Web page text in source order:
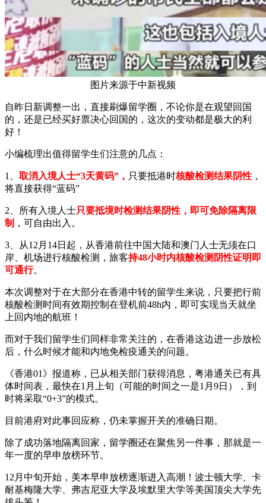
图片来源于中新视频
自昨日新调整一出，直接刷爆留学圈，不论你是在观望回国
的，还是已经买好票决心回国的，这次的变动都是极大的利
好！
小编梳理出值得留学生们注意的几点：
1、 取消入境人士“3天黄码”， 只要抵港时核酸检测结果阴性 ，
将直接获得“蓝码”
2、所有入境人士只要抵境时检测结果阴性，即可免除隔离限
制 ，可自由出入。
3、从12月14日起，从香港前往中国大陆和澳门人士无须在口
岸、机场进行核酸检测，旅客持48小时内核酸检测阴性证明即
可通行。
本次调整对于在大部分在香港中转的留学生来说，只要把行前
核酸检测时间有效期控制在登机前48h内，即可实现当天就坐
上回内地的航班！
而对于我们留学生们同样非常关注的，在香港这边进一步放松
后，什么时候才能和内地免检疫通关的问题。
《香港01》报道称，已从相关部门获得消息，粤港通关已有具
体时间表，最快在1月上旬（可能的时间之一是1月9日），到
时将采取“0+3”的模式。
目前港府对此事回应称，仍未掌握开关的准确日期。
除了成功落地隔离回家，留学圈还在聚焦另一件事，那就是一
年一度的早申放榜环节。
12月中旬开始，美本早申放榜逐渐进入高潮！波士顿大学、卡
耐基梅隆大学、弗吉尼亚大学及埃默里大学等美国顶尖大学先